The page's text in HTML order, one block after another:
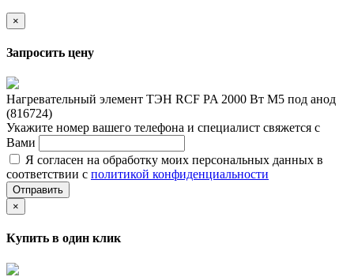
×
Запросить цену
Нагревательный элемент ТЭН RCF PA 2000 Вт M5 под анод
(816724)
Укажите номер вашего телефона и специалист свяжется с
Вами
Я согласен на обработку моих персональных данных в
соответствии с политикой конфиденциальности
Отправить
×
Купить в один клик